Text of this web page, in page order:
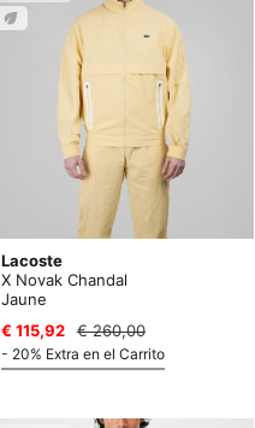
Lacoste
X Novak Chandal
Jaune
€ 115,92
€ 260,00
- 20% Extra en el Carrito